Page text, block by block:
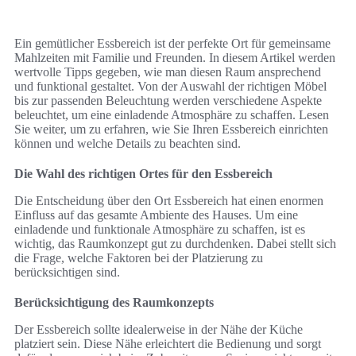
Ein gemütlicher Essbereich ist der perfekte Ort für gemeinsame
Mahlzeiten mit Familie und Freunden. In diesem Artikel werden
wertvolle Tipps gegeben, wie man diesen Raum ansprechend
und funktional gestaltet. Von der Auswahl der richtigen Möbel
bis zur passenden Beleuchtung werden verschiedene Aspekte
beleuchtet, um eine einladende Atmosphäre zu schaffen. Lesen
Sie weiter, um zu erfahren, wie Sie Ihren Essbereich einrichten
können und welche Details zu beachten sind.
Die Wahl des richtigen Ortes für den Essbereich
Die Entscheidung über den Ort Essbereich hat einen enormen
Einfluss auf das gesamte Ambiente des Hauses. Um eine
einladende und funktionale Atmosphäre zu schaffen, ist es
wichtig, das Raumkonzept gut zu durchdenken. Dabei stellt sich
die Frage, welche Faktoren bei der Platzierung zu
berücksichtigen sind.
Berücksichtigung des Raumkonzepts
Der Essbereich sollte idealerweise in der Nähe der Küche
platziert sein. Diese Nähe erleichtert die Bedienung und sorgt